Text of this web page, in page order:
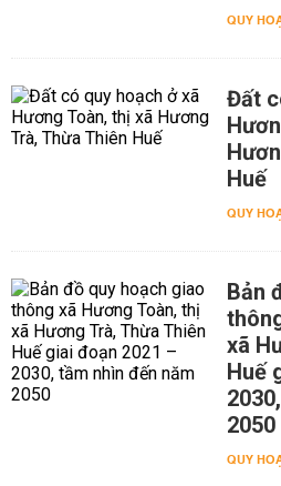
QUY
Đất
Huế
QUY
Bản
xã
Huế
2050
QUY